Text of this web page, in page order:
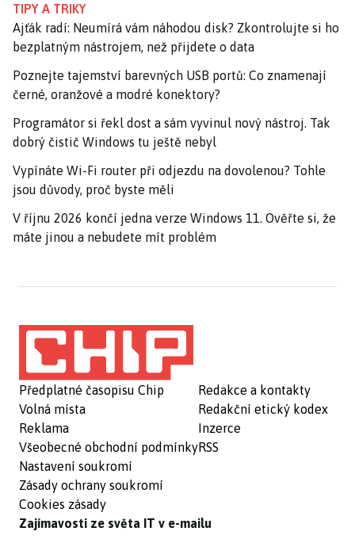
TIPY A TRIKY
Ajťák radí: Neumírá vám náhodou disk? Zkontrolujte si ho
bezplatným nástrojem, než přijdete o data
Poznejte tajemství barevných USB portů: Co znamenají
černé, oranžové a modré konektory?
Programátor si řekl dost a sám vyvinul nový nástroj. Tak
dobrý čistič Windows tu ještě nebyl
Vypínáte Wi-Fi router při odjezdu na dovolenou? Tohle
jsou důvody, proč byste měli
V říjnu 2026 končí jedna verze Windows 11. Ověřte si, že
máte jinou a nebudete mít problém
Předplatné časopisu Chip
Volná místa
Reklama
Všeobecné obchodní podmínky
Nastavení soukromí
Zásady ochrany soukromí
Cookies zásady
Redakce a kontakty
Redakční etický kodex
Inzerce
RSS
Zajímavosti ze světa IT v e-mailu